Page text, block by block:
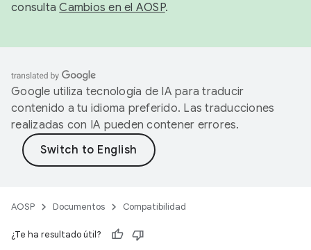
consultaCambios en el AOSP.
Google utiliza tecnología de IA para traducir
contenido a tu idioma preferido. Las traducciones
realizadas con IA pueden contener errores.
AOSP Documentos Compatibilidad
¿Te ha resultado útil?